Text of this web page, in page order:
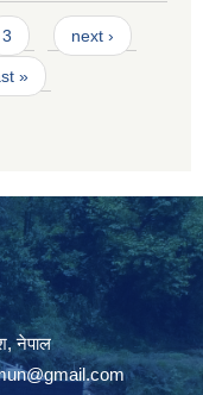
3 next ›
»
नेपाल